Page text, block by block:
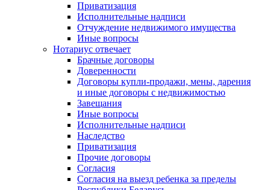
Приватизация
Исполнительные надписи
Отчуждение недвижимого имущества
Иные вопросы
Нотариус отвечает
Брачные договоры
Доверенности
Договоры купли-продажи, мены, дарения
и иные договоры с недвижимостью
Завещания
Иные вопросы
Исполнительные надписи
Наследство
Приватизация
Прочие договоры
Согласия
Согласия на выезд ребенка за пределы